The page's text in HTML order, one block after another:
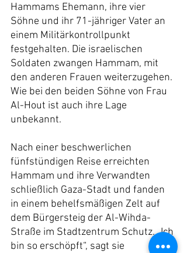
Hammams Ehemann, ihre vier
Söhne und ihr 71-jähriger Vater an
einem Militärkontrollpunkt
festgehalten. Die israelischen
Soldaten zwangen Hammam, mit
den anderen Frauen weiterzugehen.
Wie bei den beiden Söhne von Frau
Al-Hout ist auch ihre Lage
unbekannt.
Nach einer beschwerlichen
fünfstündigen Reise erreichten
Hammam und ihre Verwandten
schließlich Gaza-Stadt und fanden
in einem behelfsmäßigen Zelt auf
dem Bürgersteig der Al-Wihda-
Straße im Stadtzentrum Schutz. „Ich
bin so erschöpft“, sagt sie